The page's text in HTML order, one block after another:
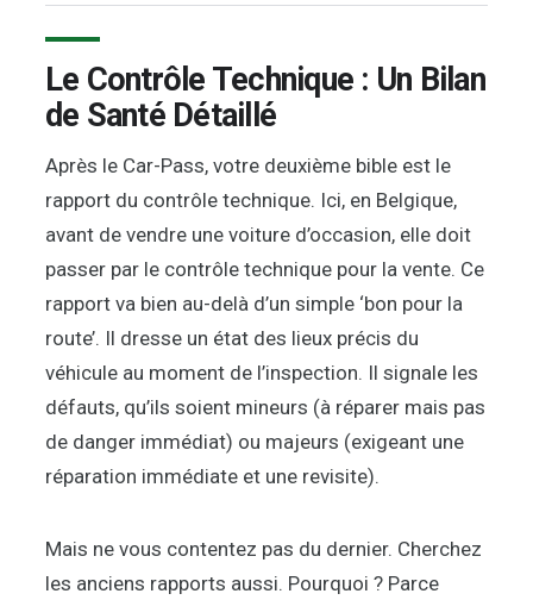
Le Contrôle Technique : Un Bilan
de Santé Détaillé
Après le Car-Pass, votre deuxième bible est le
rapport du contrôle technique. Ici, en Belgique,
avant de vendre une voiture d’occasion, elle doit
passer par le contrôle technique pour la vente. Ce
rapport va bien au-delà d’un simple ‘bon pour la
route’. Il dresse un état des lieux précis du
véhicule au moment de l’inspection. Il signale les
défauts, qu’ils soient mineurs (à réparer mais pas
de danger immédiat) ou majeurs (exigeant une
réparation immédiate et une revisite).
Mais ne vous contentez pas du dernier. Cherchez
les anciens rapports aussi. Pourquoi ? Parce